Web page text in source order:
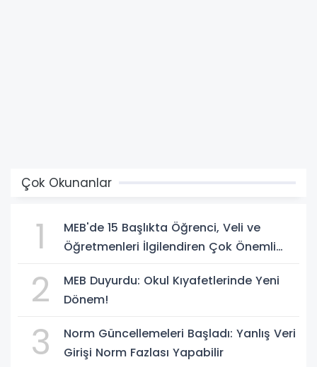
Çok Okunanlar
1
MEB'de 15 Başlıkta Öğrenci, Veli ve
Öğretmenleri İlgilendiren Çok Önemli
2
MEB Duyurdu: Okul Kıyafetlerinde Yeni
Dönem!
3
Norm Güncellemeleri Başladı: Yanlış Veri
Girişi Norm Fazlası Yapabilir